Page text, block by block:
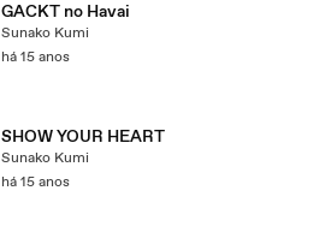
GACKT no Havai
Sunako Kumi
há 15 anos
SHOW YOUR HEART
Sunako Kumi
há 15 anos